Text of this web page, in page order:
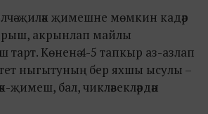
җиләк җимешне мөмкин кадәр
акрынлап майлы
Көненә 4-5 тапкыр аз-азлап
ныгытуның бер яхшы ысулы –
җимеш, бал, чикләвекләрдән